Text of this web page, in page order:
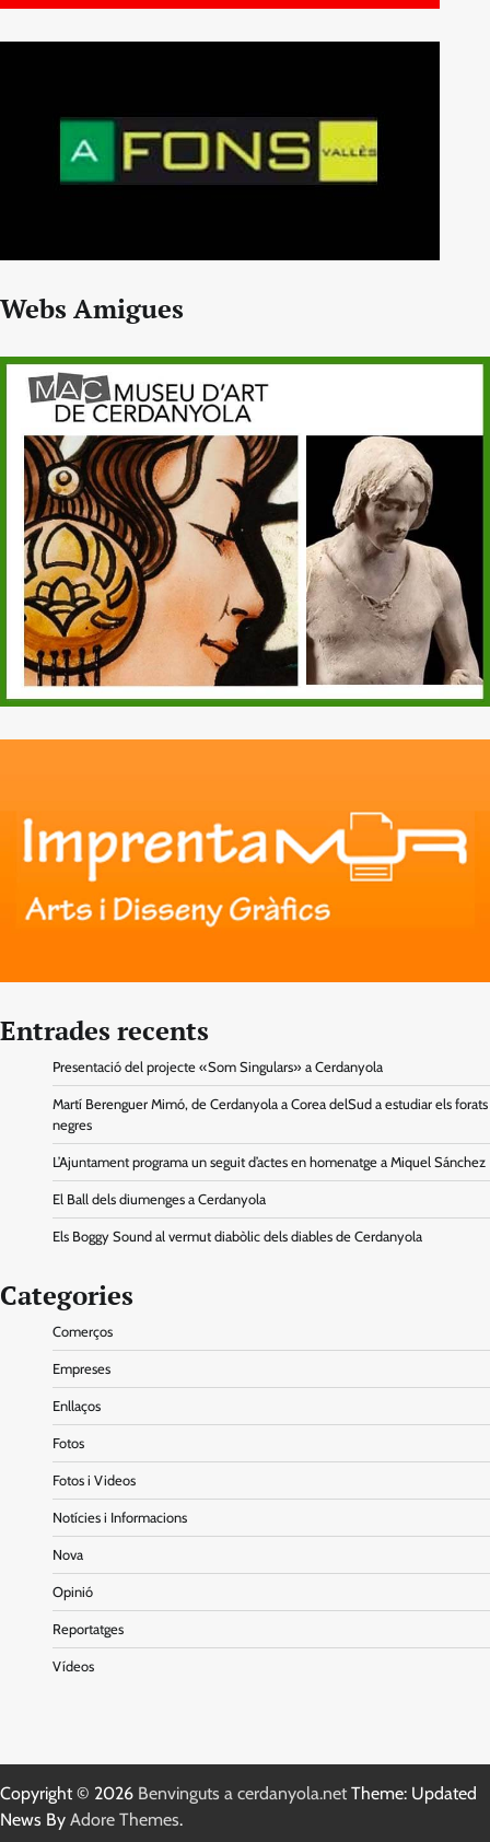
Webs Amigues
Entrades recents
Presentació del projecte «Som Singulars» a Cerdanyola
Martí Berenguer Mimó, de Cerdanyola a Corea delSud a estudiar els forats
negres
L’Ajuntament programa un seguit d’actes en homenatge a Miquel Sánchez
El Ball dels diumenges a Cerdanyola
Els Boggy Sound al vermut diabòlic dels diables de Cerdanyola
Categories
Comerços
Empreses
Enllaços
Fotos
Fotos i Videos
Notícies i Informacions
Nova
Opinió
Reportatges
Vídeos
Copyright © 2026 Benvinguts a cerdanyola.net Theme: Updated
News By Adore Themes.